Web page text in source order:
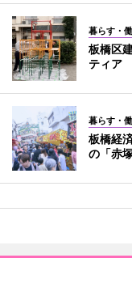
暮らす・
板橋区
ティア
暮らす・
板橋経
の「赤